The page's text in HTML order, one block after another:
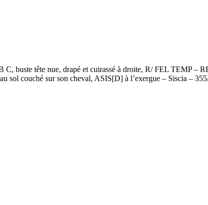
buste tête nue, drapé et cuirassé à droite, R/ FEL TEMP –
sol couché sur son cheval, ASIS[D] à l’exergue – Siscia –